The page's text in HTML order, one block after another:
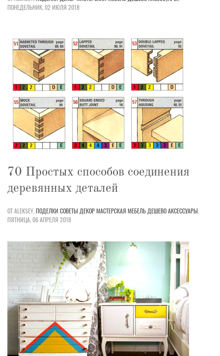
ПОНЕДЕЛЬНИК, 02 ИЮЛЯ 2018
70 Простых способов соединения
деревянных деталей
ОТ ALEKSEY,ПОДЕЛКИ СОВЕТЫ ДЕКОРМАСТЕРСКАЯ МЕБЕЛЬ ДЕШЕВОАКСЕССУАРЫ,
ПЯТНИЦА, 06 АПРЕЛЯ 2018